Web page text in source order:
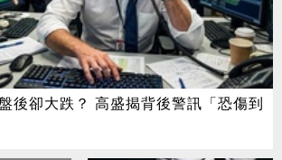
後卻大跌？ 高盛揭背後警訊「恐傷到